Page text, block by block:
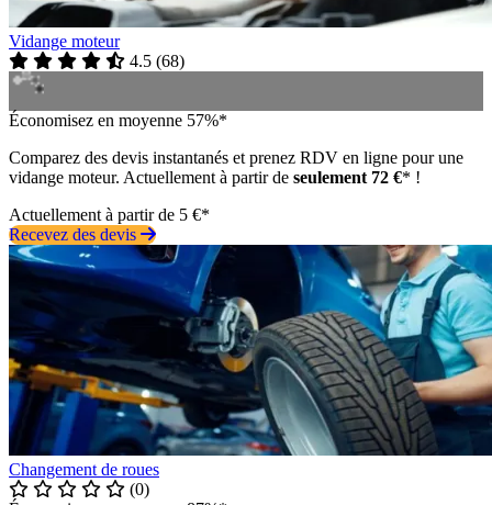
Vidange moteur
4.5 (68)
Économisez en moyenne 57%*
Comparez des devis instantanés et prenez RDV en ligne pour une
vidange moteur. Actuellement à partir de seulement 72 €* !
Actuellement à partir de 5 €*
Recevez des devis
Changement de roues
(0)